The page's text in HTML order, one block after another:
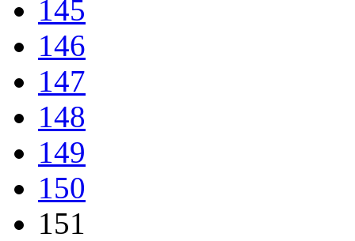
145
146
147
148
149
150
151